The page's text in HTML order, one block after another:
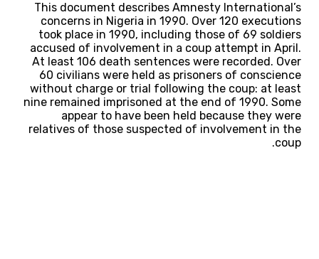
This document describes Amnesty International’s
concerns in Nigeria in 1990. Over 120 executions
took place in 1990, including those of 69 soldiers
accused of involvement in a coup attempt in April.
At least 106 death sentences were recorded. Over
60 civilians were held as prisoners of conscience
without charge or trial following the coup: at least
nine remained imprisoned at the end of 1990. Some
appear to have been held because they were
relatives of those suspected of involvement in the
coup.